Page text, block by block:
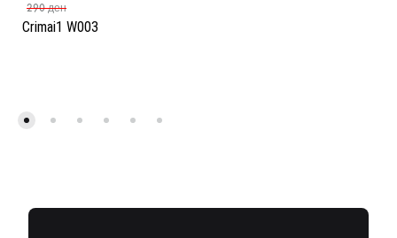
Crimai1 W003
290ден